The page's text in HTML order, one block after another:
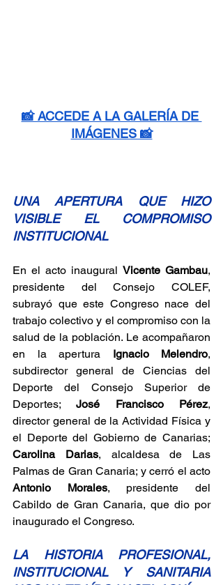
📸 ACCEDE A LA GALERÍA DE
IMÁGENES 📸
UNA APERTURA QUE HIZO
VISIBLE EL COMPROMISO
INSTITUCIONAL
En el acto inaugural Vicente Gambau,
presidente del Consejo COLEF,
subrayó que este Congreso nace del
trabajo colectivo y el compromiso con la
salud de la población. Le acompañaron
en la apertura Ignacio Melendro,
subdirector general de Ciencias del
Deporte del Consejo Superior de
Deportes; José Francisco Pérez,
director general de la Actividad Física y
Carolina Darias, alcaldesa de Las
Antonio Morales, presidente del
Cabildo de Gran Canaria, que dio por
inaugurado el Congreso.
LA HISTORIA PROFESIONAL,
INSTITUCIONAL Y SANITARIA